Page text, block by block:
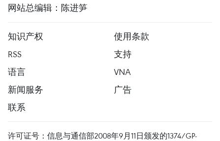
网站总编辑：陈进笋
知识产权
使用条款
RSS
支持
语言
VNA
新闻服务
广告
联系
许可证号：信息与通信部2008年9月11日颁发的1374/GP-